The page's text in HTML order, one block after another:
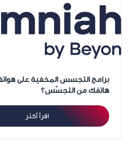
برامج التجسس المخفية على
هاتفك من التجسّس؟
اقرأ أكثر